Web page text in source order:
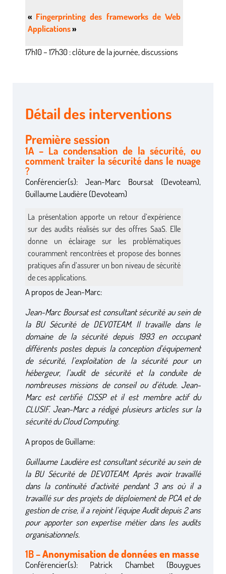
« Fingerprinting des frameworks de Web
Applications»
17h10 – 17h30 : clôture de la journée, discussions
Détail des interventions
Première session
1A – La condensation de la sécurité, ou
comment traiter la sécurité dans le nuage
?
Conférencier(s): Jean-Marc Boursat (Devoteam),
Guillaume Laudière (Devoteam)
La présentation apporte un retour d’expérience
sur des audits réalisés sur des offres SaaS. Elle
donne un éclairage sur les problématiques
couramment rencontrées et propose des bonnes
pratiques afin d’assurer un bon niveau de sécurité
de ces applications.
A propos de Jean-Marc:
Jean-Marc Boursat est consultant sécurité au sein de
la BU Sécurité de DEVOTEAM. Il travaille dans le
domaine de la sécurité depuis 1993 en occupant
différents postes depuis la conception d’équipement
de sécurité, l’exploitation de la sécurité pour un
hébergeur, l’audit de sécurité et la conduite de
nombreuses missions de conseil ou d’étude. Jean-
Marc est certifié CISSP et il est membre actif du
CLUSIF. Jean-Marc a rédigé plusieurs articles sur la
sécurité du Cloud Computing.
A propos de Guillame:
Guillaume Laudière est consultant sécurité au sein de
la BU Sécurité de DEVOTEAM. Après avoir travaillé
dans la continuité d’activité pendant 3 ans où il a
travaillé sur des projets de déploiement de PCA et de
gestion de crise, il a rejoint l’équipe Audit depuis 2 ans
pour apporter son expertise métier dans les audits
organisationnels.
1B –Anonymisation de données en masse
Conférencier(s): Patrick Chambet (Bouygues